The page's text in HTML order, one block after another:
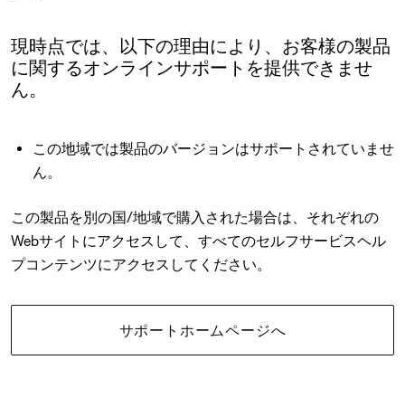
現時点では、以下の理由により、お客様の製品
に関するオンラインサポートを提供できませ
ん。
この地域では製品のバージョンはサポートされていませ
ん。
この製品を別の国/地域で購入された場合は、それぞれの
Webサイトにアクセスして、すべてのセルフサービスヘル
プコンテンツにアクセスしてください。
サポートホームページへ